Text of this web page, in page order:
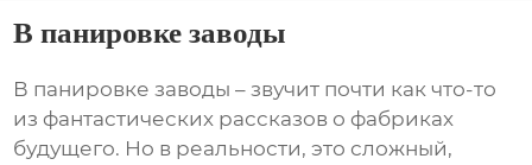
В панировке заводы
В панировке заводы – звучит почти как что-то
из фантастических рассказов о фабриках
будущего. Но в реальности, это сложный,